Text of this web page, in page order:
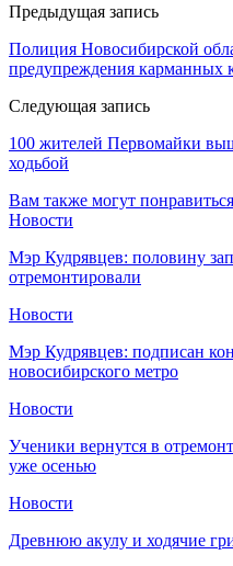
Предыдущая запись
Полиция Новосибирской
предупреждения карманных
Следующая запись
100 жителей Первомайки
ходьбой
Вам также могут понравиться
Новости
Мэр Кудрявцев: половину
отремонтировали
Новости
Мэр Кудрявцев: подписан
новосибирского метро
Новости
Ученики вернутся в
уже осенью
Новости
Древнюю акулу и ходячие